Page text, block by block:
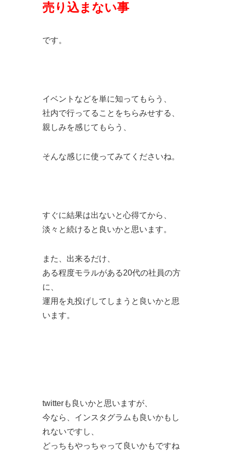
売り込まない事
です。
イベントなどを単に知ってもらう、
社内で行ってることをちらみせする、
親しみを感じてもらう、
そんな感じに使ってみてくださいね。
すぐに結果は出ないと心得てから、
淡々と続けると良いかと思います。
また、出来るだけ、
ある程度モラルがある20代の社員の方
に、
運用を丸投げしてしまうと良いかと思
います。
twitterも良いかと思いますが、
今なら、インスタグラムも良いかもし
れないですし、
どっちもやっちゃって良いかもですね